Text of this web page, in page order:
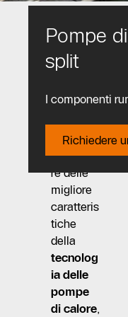
Pompe
split
I componenti
Richiedere
Con le
di calore
splitè
possibile
approfitta
re delle
migliore
caratteris
tiche
della
tecnolog
ia delle
pompe
di calore,